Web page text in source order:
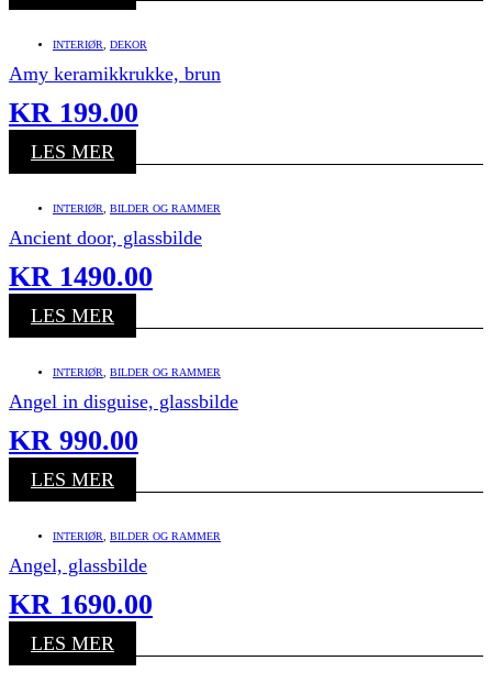
INTERIØR DEKOR
Amy keramikkrukke, brun
KR 199.00
LES MER
INTERIØR BILDER OG RAMMER
Ancient door, glassbilde
KR 1490.00
LES MER
INTERIØR BILDER OG RAMMER
Angel in disguise, glassbilde
KR 990.00
LES MER
INTERIØR BILDER OG RAMMER
Angel, glassbilde
KR 1690.00
LES MER